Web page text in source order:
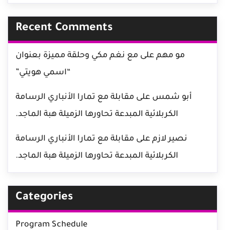
Recent Comments
مو مهم على مع نغم مكي وحلقة مميزة بعنوان
“اسمي هويتي”
أبو شمس على مقابلة مع تمارا الأنباري الرسامة
الكربلائية المبدعة تحاورها الزميلة هبة الماجد.
نصير لازم على مقابلة مع تمارا الأنباري الرسامة
الكربلائية المبدعة تحاورها الزميلة هبة الماجد.
Categories
Program Schedule